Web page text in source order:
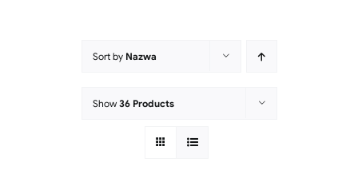
Sort by Nazwa
Show 36 Products